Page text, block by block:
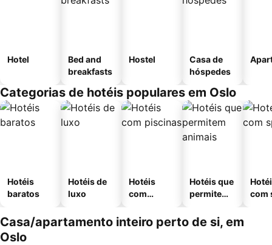
Hotel
Bed and
breakfasts
Hostel
Casa de
hóspedes
Categorias de hotéis populares em Oslo
Hotéis
baratos
Hotéis de
luxo
Hotéis
com
Hotéis que
permitem
com
Casa/apartamento inteiro perto de si, em
Oslo